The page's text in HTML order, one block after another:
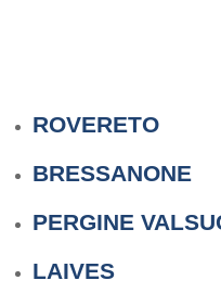
ROVERETO
BRESSANONE
PERGINE
LAIVES